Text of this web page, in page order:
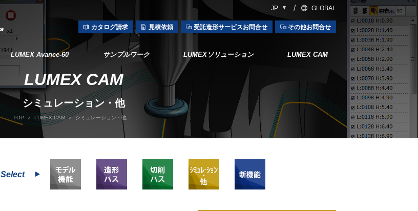
JP GLOBAL
カタログ請求 見積依頼 受託造形サービスお問合せ その他お問合せ
LUMEX Avance-60 サンプルワーク LUMEXソリューション LUMEX CAM
LUMEX CAM
シミュレーション・他
TOP LUMEX CAM シミュレーション・他
Select